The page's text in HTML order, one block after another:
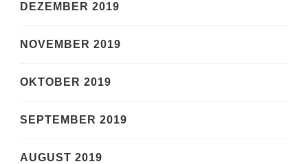
DEZEMBER 2019
NOVEMBER 2019
OKTOBER 2019
SEPTEMBER 2019
AUGUST 2019